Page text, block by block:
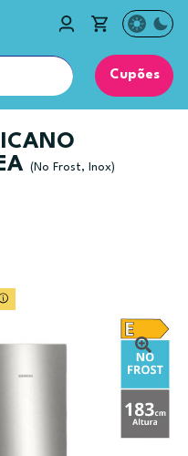
Cupões
(No Frost, Inox)